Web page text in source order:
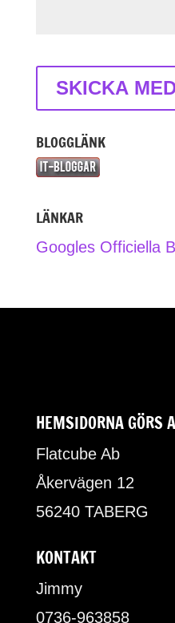
BLOGGLÄNK
LÄNKAR
Googles Officiella
HEMSIDORNA GÖRS
Flatcube Ab
Åkervägen 12
56240 TABERG
KONTAKT
Jimmy
0736-963858